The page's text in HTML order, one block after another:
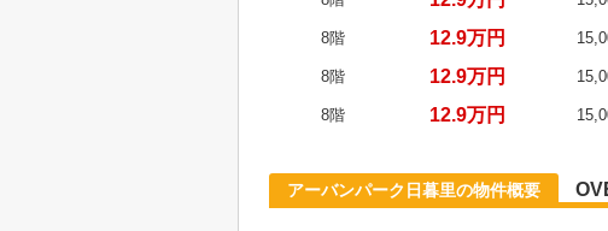
8階 12.9万円
8階 12.9万円
8階 12.9万円
アーバンパーク日暮里の物件概要